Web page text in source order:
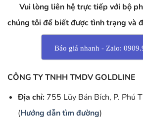
Vui lòng liên hệ trực tiếp với bộ
chúng tôi để biết được tình trạng và
Báo giá nhanh - Zalo:
CÔNG TY TNHH TMDV GOLDLINE
Địa chỉ:755 Lũy Bán Bích, P. Phú
(Hướng dẫn tìm đường)